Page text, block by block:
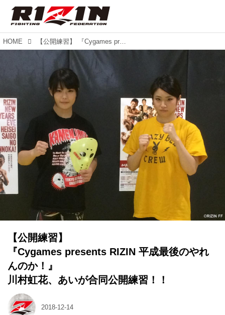
HOME 【公開練習】 『Cygames presents RIZIN 平成最後のやれんのか！』 川村虹花、あいが合同公開練習！！
【公開練習】
『Cygames presents RIZIN 平成最後のやれ
んのか！』
川村虹花、あいが合同公開練習！！
2018-12-14